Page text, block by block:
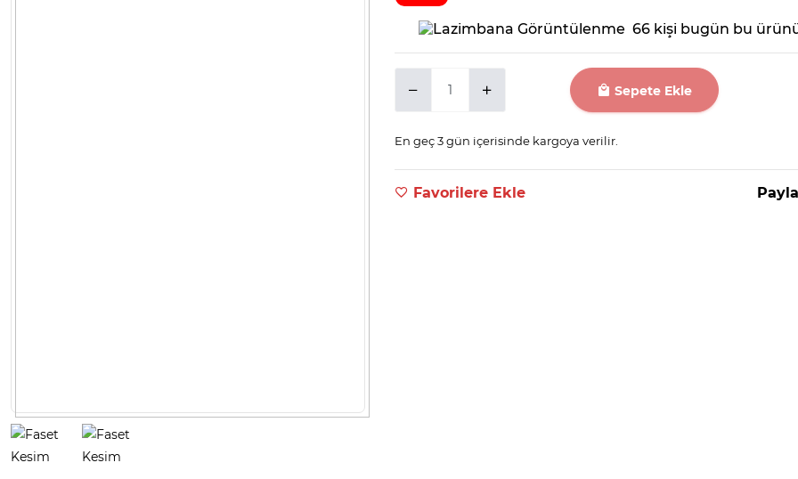
66 kişi bugün bu
Sepete Ekle
En geç 3 gün içerisinde kargoya verilir.
Favorilere Ekle